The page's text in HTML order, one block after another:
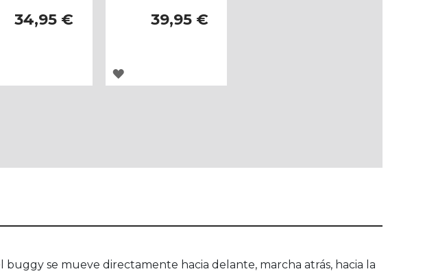
34,95 € 39,95 €
AGREGAR
se mueve directamente hacia delante, marcha atrás, hacia la